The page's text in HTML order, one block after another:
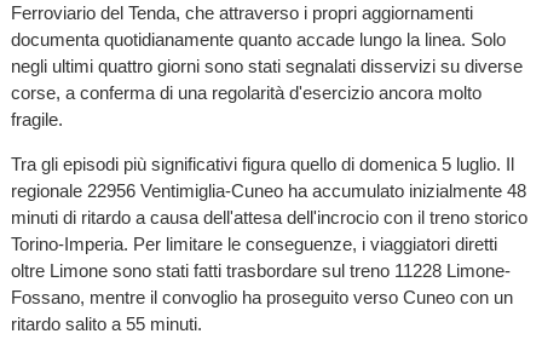
Ferroviario del Tenda, che attraverso i propri aggiornamenti
documenta quotidianamente quanto accade lungo la linea. Solo
negli ultimi quattro giorni sono stati segnalati disservizi su diverse
corse, a conferma di una regolarità d'esercizio ancora molto
fragile.
Tra gli episodi più significativi figura quello di domenica 5 luglio. Il
regionale 22956 Ventimiglia-Cuneo ha accumulato inizialmente 48
minuti di ritardo a causa dell'attesa dell'incrocio con il treno storico
Torino-Imperia. Per limitare le conseguenze, i viaggiatori diretti
oltre Limone sono stati fatti trasbordare sul treno 11228 Limone-
Fossano, mentre il convoglio ha proseguito verso Cuneo con un
ritardo salito a 55 minuti.